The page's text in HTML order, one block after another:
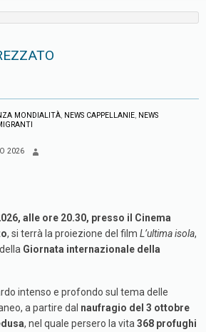
MONDIALITÀ, NEWS CAPPELLANIE, NEWS
2026
alle ore 20.30, presso il Cinema
, si terrà la proiezione del film L’ultima isola,
Giornata internazionale della
intenso e profondo sul tema delle
a partire dal naufragio del 3 ottobre
, nel quale persero la vita 368 profughi